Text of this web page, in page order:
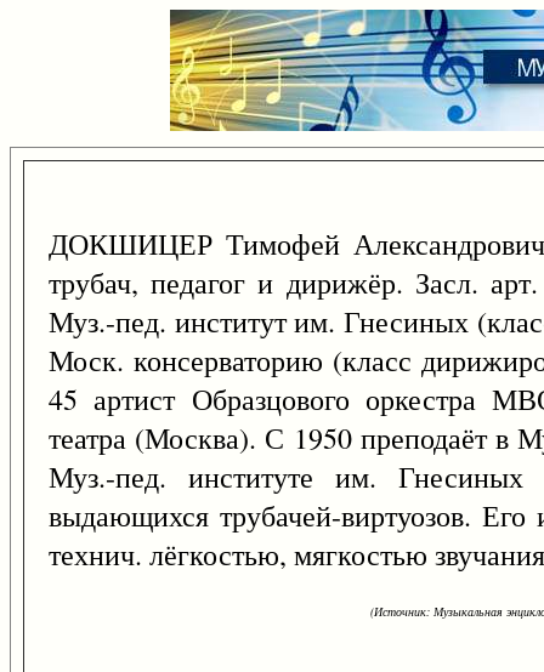
ДОКШИЦЕР Тимофей
трубач, педагог и дирижёр. Засл.
Муз.-пед. институт им. Гнесиных
Моск. консерваторию (класс
45 артист Образцового оркестра
театра (Москва). С 1950 преподаёт в
Муз.-пед. институте им.
выдающихся трубачей-виртуозов. Его
технич. лёгкостью, мягкостью
(Источник: Музыкальная